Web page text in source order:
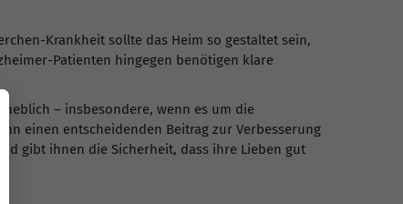
Krankheit sollte das Heim so gestaltet sein,
Patienten hingegen benötigen klare
– insbesondere, wenn es um die
einen entscheidenden Beitrag zur Verbesserung
gibt ihnen die Sicherheit, dass ihre Lieben gut